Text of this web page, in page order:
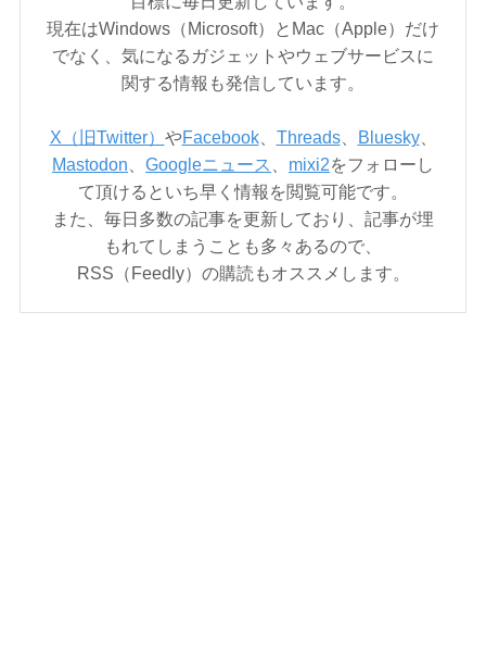
現在はWindows（Microsoft）とMac（Apple）だけ
でなく、気になるガジェットやウェブサービスに
関する情報も発信しています。
X（旧Twitter） やFacebook、 Threads、 Bluesky、
Mastodon
Googleニュース mixi2をフォローし
て頂けるといち早く情報を閲覧可能です。
また、毎日多数の記事を更新しており、記事が埋
もれてしまうことも多々あるので、
RSS（Feedly）の購読もオススメします。